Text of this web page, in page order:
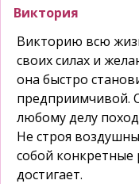
Виктория
Викторию всю
своих силах и
она быстро
предприимчивой.
любому делу
Не строя
собой конкретные
достигает.